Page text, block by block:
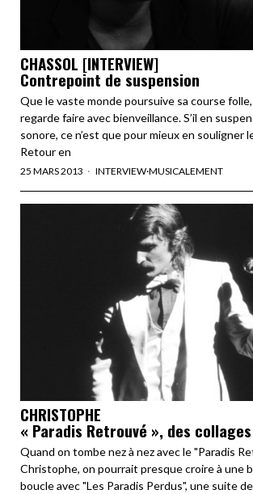
CHASSOL [INTERVIEW]
Contrepoint de suspension
Que le vaste monde poursuive sa course
regarde faire avec bienveillance. S’il en
sonore, ce n’est que pour mieux en souligner
Retour en
25 MARS 2013 INTERVIEW·MUSICALEMENT
CHRISTOPHE
« Paradis Retrouvé », des
Quand on tombe nez à nez avec le "Paradis
Christophe, on pourrait presque croire à une
boucle avec "Les Paradis Perdus", une suite